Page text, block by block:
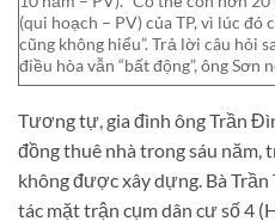
(qui hoạch – PV) của TP, vì lúc
cũng không hiểu”. Trả lời câu hỏi
điều hòa vẫn “bất động”, ông
Tương tự, gia đình ông Trần
đồng thuê nhà trong sáu năm,
không được xây dựng. Bà
tác mặt trận cụm dân cư số 4